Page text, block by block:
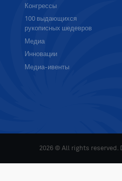
Конгрессы
100 выдающихся
рукописных шедевров
Медиа
Инновации
Медиа-ивенты
2026 © All rights reserved.